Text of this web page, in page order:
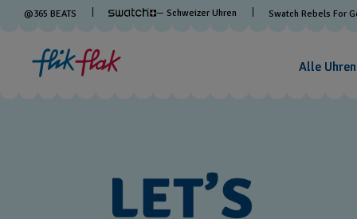
@365 BEATS — Schweizer Uhren Swatch Rebels For
Alle Uhren